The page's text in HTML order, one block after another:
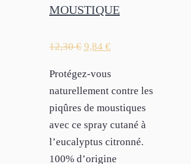
MOUSTIQUE
12,30€ 9,84 €
Protégez-vous
naturellement contre les
piqûres de moustiques
avec ce spray cutané à
l’eucalyptus citronné.
100% d’origine